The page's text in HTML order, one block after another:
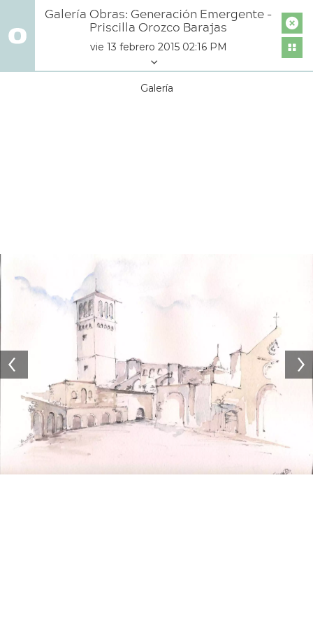
Galería Obras: Generación Emergente -
Priscilla Orozco Barajas
vie 13 febrero 2015 02:16 PM
Galería